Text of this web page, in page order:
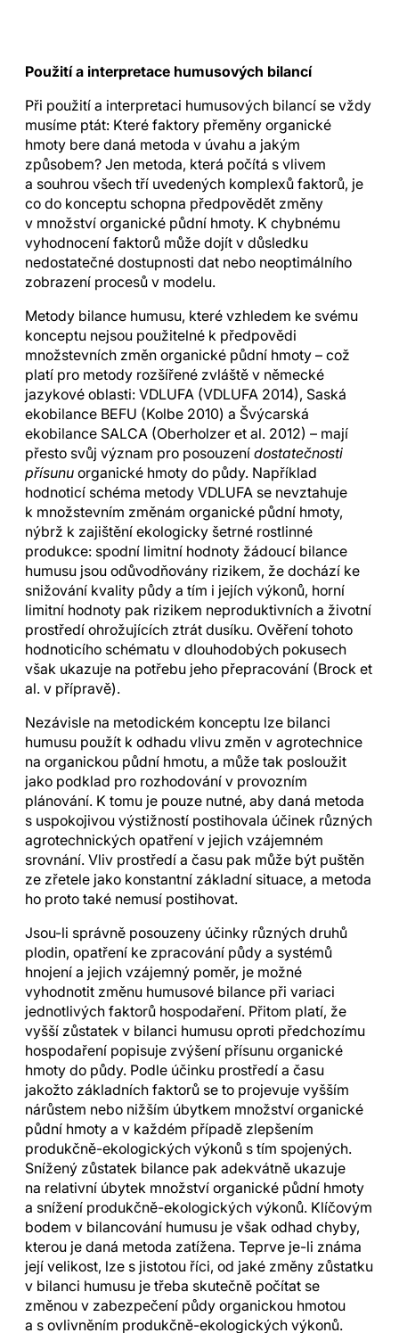
Použití a interpretace humusových bilancí
Při použití a interpretaci humusových bilancí se vždy
musíme ptát: Které faktory přeměny organické
hmoty bere daná metoda v úvahu a jakým
způsobem? Jen metoda, která počítá s vlivem
a souhrou všech tří uvedených komplexů faktorů, je
co do konceptu schopna předpovědět změny
v množství organické půdní hmoty. K chybnému
vyhodnocení faktorů může dojít v důsledku
nedostatečné dostupnosti dat nebo neoptimálního
zobrazení procesů v modelu.
Metody bilance humusu, které vzhledem ke svému
konceptu nejsou použitelné k předpovědi
množstevních změn organické půdní hmoty – což
platí pro metody rozšířené zvláště v německé
jazykové oblasti: VDLUFA (VDLUFA 2014), Saská
ekobilance BEFU (Kolbe 2010) a Švýcarská
ekobilance SALCA (Oberholzer et al. 2012) – mají
přesto svůj význam pro posouzení dostatečnosti
přísunu organické hmoty do půdy. Například
hodnoticí schéma metody VDLUFA se nevztahuje
k množstevním změnám organické půdní hmoty,
nýbrž k zajištění ekologicky šetrné rostlinné
produkce: spodní limitní hodnoty žádoucí bilance
humusu jsou odůvodňovány rizikem, že dochází ke
snižování kvality půdy a tím i jejích výkonů, horní
limitní hodnoty pak rizikem neproduktivních a životní
prostředí ohrožujících ztrát dusíku. Ověření tohoto
hodnoticího schématu v dlouhodobých pokusech
však ukazuje na potřebu jeho přepracování (Brock et
al. v přípravě).
Nezávisle na metodickém konceptu lze bilanci
humusu použít k odhadu vlivu změn v agrotechnice
na organickou půdní hmotu, a může tak posloužit
jako podklad pro rozhodování v provozním
plánování. K tomu je pouze nutné, aby daná metoda
s uspokojivou výstižností postihovala účinek různých
agrotechnických opatření v jejich vzájemném
srovnání. Vliv prostředí a času pak může být puštěn
ze zřetele jako konstantní základní situace, a metoda
ho proto také nemusí postihovat.
Jsou-li správně posouzeny účinky různých druhů
plodin, opatření ke zpracování půdy a systémů
hnojení a jejich vzájemný poměr, je možné
vyhodnotit změnu humusové bilance při variaci
jednotlivých faktorů hospodaření. Přitom platí, že
vyšší zůstatek v bilanci humusu oproti předchozímu
hospodaření popisuje zvýšení přísunu organické
hmoty do půdy. Podle účinku prostředí a času
jakožto základních faktorů se to projevuje vyšším
nárůstem nebo nižším úbytkem množství organické
půdní hmoty a v každém případě zlepšením
produkčně-ekologických výkonů s tím spojených.
Snížený zůstatek bilance pak adekvátně ukazuje
na relativní úbytek množství organické půdní hmoty
a snížení produkčně-ekologických výkonů. Klíčovým
bodem v bilancování humusu je však odhad chyby,
kterou je daná metoda zatížena. Teprve je-li známa
její velikost, lze s jistotou říci, od jaké změny zůstatku
v bilanci humusu je třeba skutečně počítat se
změnou v zabezpečení půdy organickou hmotou
a s ovlivněním produkčně-ekologických výkonů.